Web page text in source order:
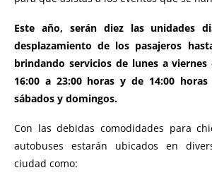
Este año, serán diez las unidades
desplazamiento de los pasajeros
brindando servicios de lunes a
16:00 a 23:00 horas y de 14:00
sábados y domingos.
Con las debidas comodidades para
autobuses estarán ubicados en
ciudad como: